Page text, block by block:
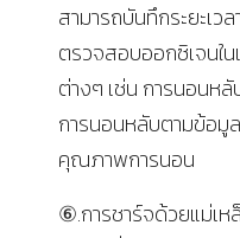
สามารถบันทึกระยะเ
ตรวจสอบออกซิเจนใ
ต่างๆ เช่น การนอนหลั
การนอนหลับตามข้อ
คุณภาพการนอน
⑥.การชาร์จด้วยแม่เห